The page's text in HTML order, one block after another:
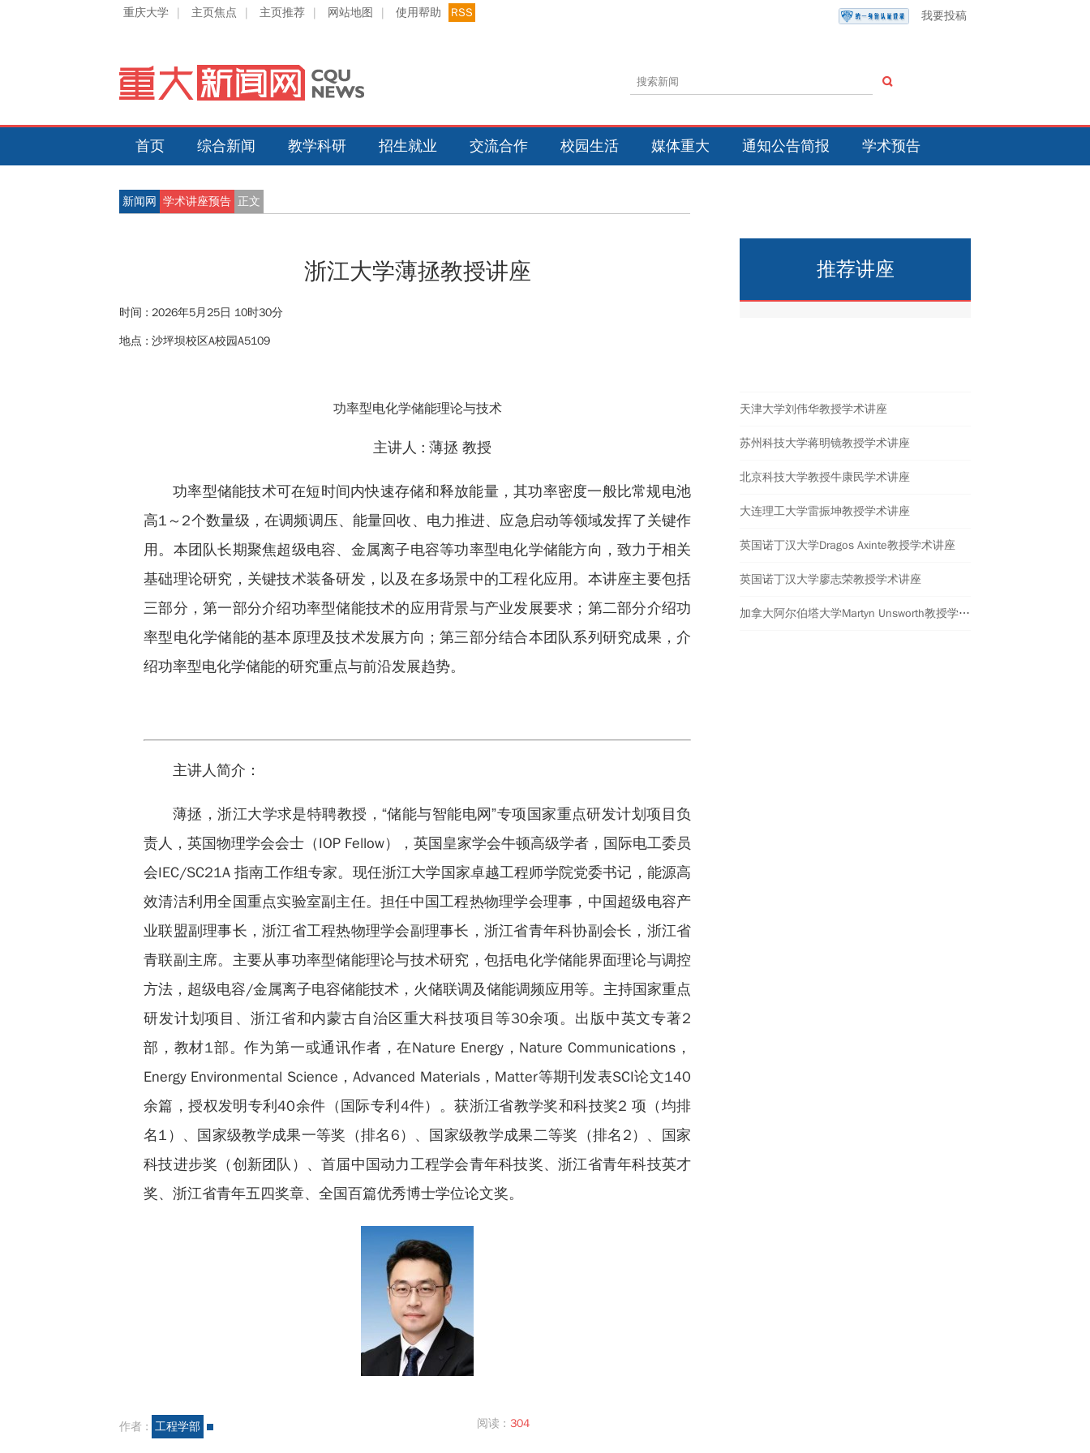
重庆大学 | 主页焦点 | 主页推荐 | 网站地图 | 使用帮助 RSS 我要投稿
首页 综合新闻 教学科研 招生就业 交流合作 校园生活 媒体重大 通知公告简报 学术预告
新闻网 学术讲座预告 正文
浙江大学薄拯教授讲座
时间 : 2026年5月25日 10时30分
地点 : 沙坪坝校区A校园A5109
功率型电化学储能理论与技术
主讲人 : 薄拯 教授
功率型储能技术可在短时间内快速存储和释放能量，其功率密度一般比常规电池
高1～2个数量级，在调频调压、能量回收、电力推进、应急启动等领域发挥了关键作
用。本团队长期聚焦超级电容、金属离子电容等功率型电化学储能方向，致力于相关
基础理论研究，关键技术装备研发，以及在多场景中的工程化应用。本讲座主要包括
三部分，第一部分介绍功率型储能技术的应用背景与产业发展要求；第二部分介绍功
率型电化学储能的基本原理及技术发展方向；第三部分结合本团队系列研究成果，介
绍功率型电化学储能的研究重点与前沿发展趋势。
主讲人简介：
薄拯，浙江大学求是特聘教授，“储能与智能电网”专项国家重点研发计划项目负
责人，英国物理学会会士（IOP Fellow），英国皇家学会牛顿高级学者，国际电工委员
会IEC/SC21A 指南工作组专家。现任浙江大学国家卓越工程师学院党委书记，能源高
效清洁利用全国重点实验室副主任。担任中国工程热物理学会理事，中国超级电容产
业联盟副理事长，浙江省工程热物理学会副理事长，浙江省青年科协副会长，浙江省
青联副主席。主要从事功率型储能理论与技术研究，包括电化学储能界面理论与调控
方法，超级电容/金属离子电容储能技术，火储联调及储能调频应用等。主持国家重点
研发计划项目、浙江省和内蒙古自治区重大科技项目等30余项。出版中英文专著2
部，教材1部。作为第一或通讯作者，在Nature Energy，Nature Communications，
Energy Environmental Science，Advanced Materials，Matter等期刊发表SCI论文140
余篇，授权发明专利40余件（国际专利4件）。获浙江省教学奖和科技奖2 项（均排
名1）、国家级教学成果一等奖（排名6）、国家级教学成果二等奖（排名2）、国家
科技进步奖（创新团队）、首届中国动力工程学会青年科技奖、浙江省青年科技英才
奖、浙江省青年五四奖章、全国百篇优秀博士学位论文奖。
作者 : 工程学部 阅读 : 304
推荐讲座
天津大学刘伟华教授学术讲座
苏州科技大学蒋明镜教授学术讲座
北京科技大学教授牛康民学术讲座
大连理工大学雷振坤教授学术讲座
英国诺丁汉大学Dragos Axinte教授学术讲座
英国诺丁汉大学廖志荣教授学术讲座
加拿大阿尔伯塔大学Martyn Unsworth教授学术报告